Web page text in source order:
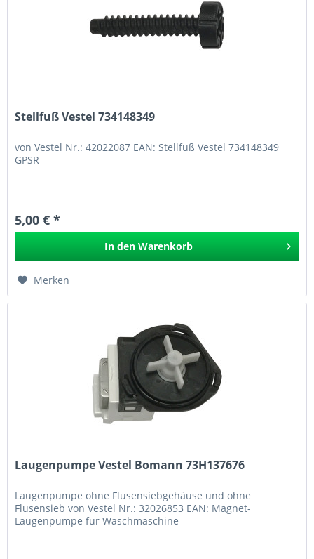
Stellfuß Vestel 734148349
von Vestel Nr.: 42022087 EAN: Stellfuß Vestel 734148349
GPSR
5,00 € *
In den Warenkorb
Merken
Laugenpumpe Vestel Bomann 73H137676
Laugenpumpe ohne Flusensiebgehäuse und ohne
Flusensieb von Vestel Nr.: 32026853 EAN: Magnet-
Laugenpumpe für Waschmaschine